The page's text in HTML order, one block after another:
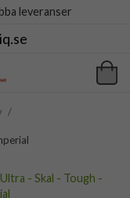
leveranser
/